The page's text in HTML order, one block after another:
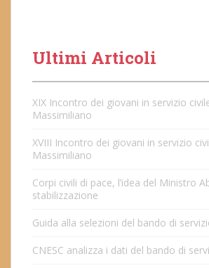
Ultimi Articoli
XIX Incontro dei giovani in servizio
Massimiliano
XVIII Incontro dei giovani in servizio
Massimiliano
Corpi civili di pace, l’idea del Ministro
stabilizzazione
Guida alla selezioni del bando di
CNESC analizza i dati del bando di